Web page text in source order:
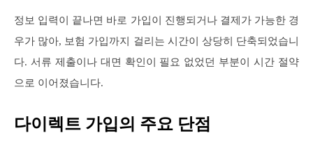
정보 입력이 끝나면 바로 가입이 진행되거나 결제가 가능한 경
우가 많아, 보험 가입까지 걸리는 시간이 상당히 단축되었습니
다. 서류 제출이나 대면 확인이 필요 없었던 부분이 시간 절약
으로 이어졌습니다.
다이렉트 가입의 주요 단점